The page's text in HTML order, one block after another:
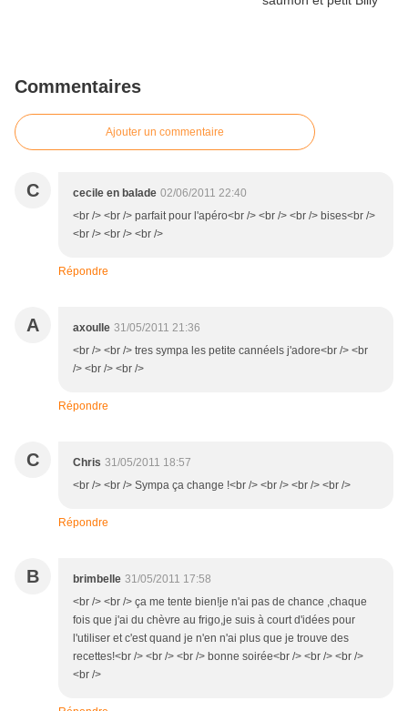
Commentaires
Ajouter un commentaire
C cecile en balade 02/06/2011 22:40
<br /> <br /> parfait pour l'apéro<br /> <br /> <br /> bises<br />
<br /> <br /> <br />
Répondre
A axoulle 31/05/2011 21:36
<br /> <br /> tres sympa les petite cannéels j'adore<br /> <br
/> <br /> <br />
Répondre
C Chris 31/05/2011 18:57
<br /> <br /> Sympa ça change !<br /> <br /> <br /> <br />
Répondre
B brimbelle 31/05/2011 17:58
<br /> <br /> ça me tente bien!je n'ai pas de chance ,chaque
fois que j'ai du chèvre au frigo,je suis à court d'idées pour
l'utiliser et c'est quand je n'en n'ai plus que je trouve des
recettes!<br /> <br /> <br /> bonne soirée<br /> <br /> <br />
<br />